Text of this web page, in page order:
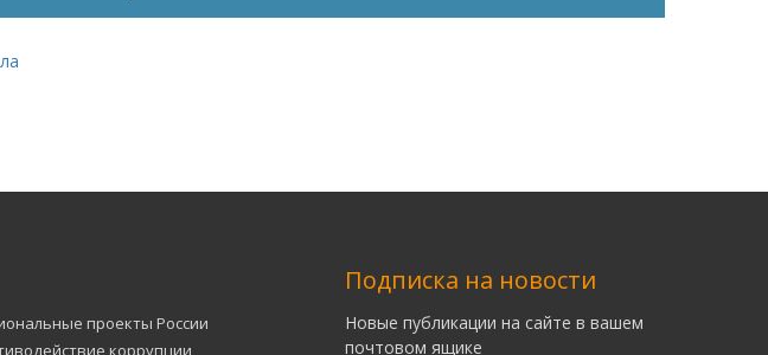
проекты России
коррупции
Подписка на новости
Новые публикации на сайте в вашем
почтовом ящике